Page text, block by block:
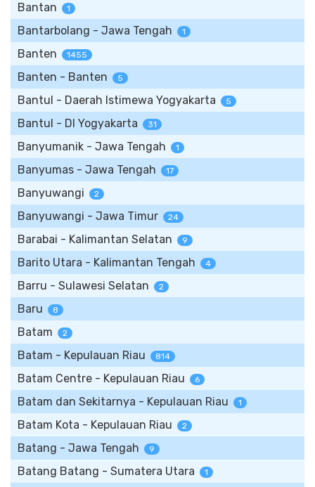
Bantan 1
Bantarbolang - Jawa Tengah 1
Banten 1455
Banten - Banten 5
Bantul - Daerah Istimewa Yogyakarta 5
Bantul - DI Yogyakarta 31
Banyumanik - Jawa Tengah 1
Banyumas - Jawa Tengah 17
Banyuwangi 2
Banyuwangi - Jawa Timur 24
Barabai - Kalimantan Selatan 9
Barito Utara - Kalimantan Tengah 4
Barru - Sulawesi Selatan 2
Baru 8
Batam 2
Batam - Kepulauan Riau 814
Batam Centre - Kepulauan Riau 6
Batam dan Sekitarnya - Kepulauan Riau 1
Batam Kota - Kepulauan Riau 2
Batang - Jawa Tengah 9
Batang Batang - Sumatera Utara 1